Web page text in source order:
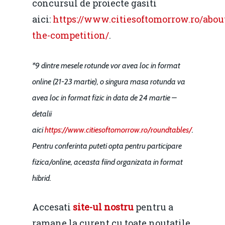
concursul de proiecte gasiti
aici: https://www.citiesoftomorrow.ro/
the-competition/.
*9 dintre mesele rotunde vor avea loc in format
online (21-23 martie), o singura masa rotunda va
avea loc in format fizic in data de 24 martie –
detalii
aicihttps://www.citiesoftomorrow.ro/roundtables/.
Pentru conferinta puteti opta pentru participare
fizica/online, aceasta fiind organizata in format
hibrid.
Accesati site-ul nostru pentru a
Home
Evenimente
Foto
Modelul economic
resurselor naturale
concurenţă.
Video
Marea Neagră în Noua
economie
Video Forum Marea
EM360 Talk
Contact